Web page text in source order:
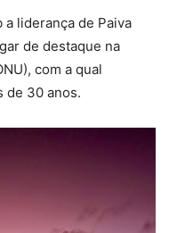
a liderança de Paiva
de destaque na
com a qual
de 30 anos.